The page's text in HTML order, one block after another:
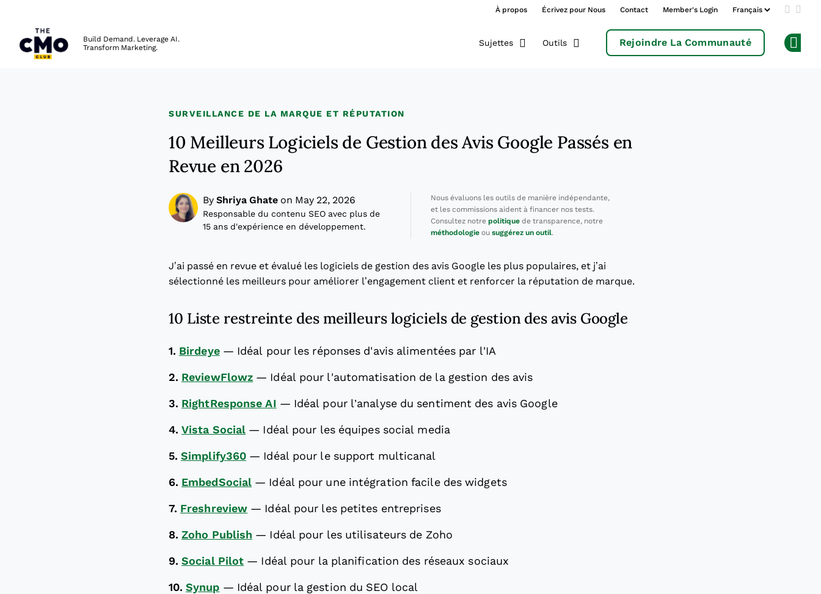
À propos Écrivez pour Nous Contact Member's Login Add us
Build Demand. Leverage AI.
Transform Marketing.
Sujettes Outils Rejoindre La Communauté
SURVEILLANCE DE LA MARQUE ET RÉPUTATION
10 Meilleurs Logiciels de Gestion des Avis Google Passés en
Revue en 2026
By Shriya Ghate on May 22, 2026
Responsable du contenu SEO avec plus de
15 ans d'expérience en développement.
Nous évaluons les outils de manière indépendante,
et les commissions aident à financer nos tests.
Consultez notre politiquede transparence, notre
méthodologieou suggérez un outil.
J’ai passé en revue et évalué les logiciels de gestion des avis Google les plus populaires, et j’ai
sélectionné les meilleurs pour améliorer l’engagement client et renforcer la réputation de marque.
10 Liste restreinte des meilleurs logiciels de gestion des avis Google
1. Birdeye — Idéal pour les réponses d'avis alimentées par l'IA
2. ReviewFlowz — Idéal pour l'automatisation de la gestion des avis
3. RightResponse AI — Idéal pour l’analyse du sentiment des avis Google
4. Vista Social — Idéal pour les équipes social media
5. Simplify360 — Idéal pour le support multicanal
6. EmbedSocial — Idéal pour une intégration facile des widgets
7. Freshreview — Idéal pour les petites entreprises
8. Zoho Publish — Idéal pour les utilisateurs de Zoho
9. Social Pilot — Idéal pour la planification des réseaux sociaux
10. Synup — Idéal pour la gestion du SEO local